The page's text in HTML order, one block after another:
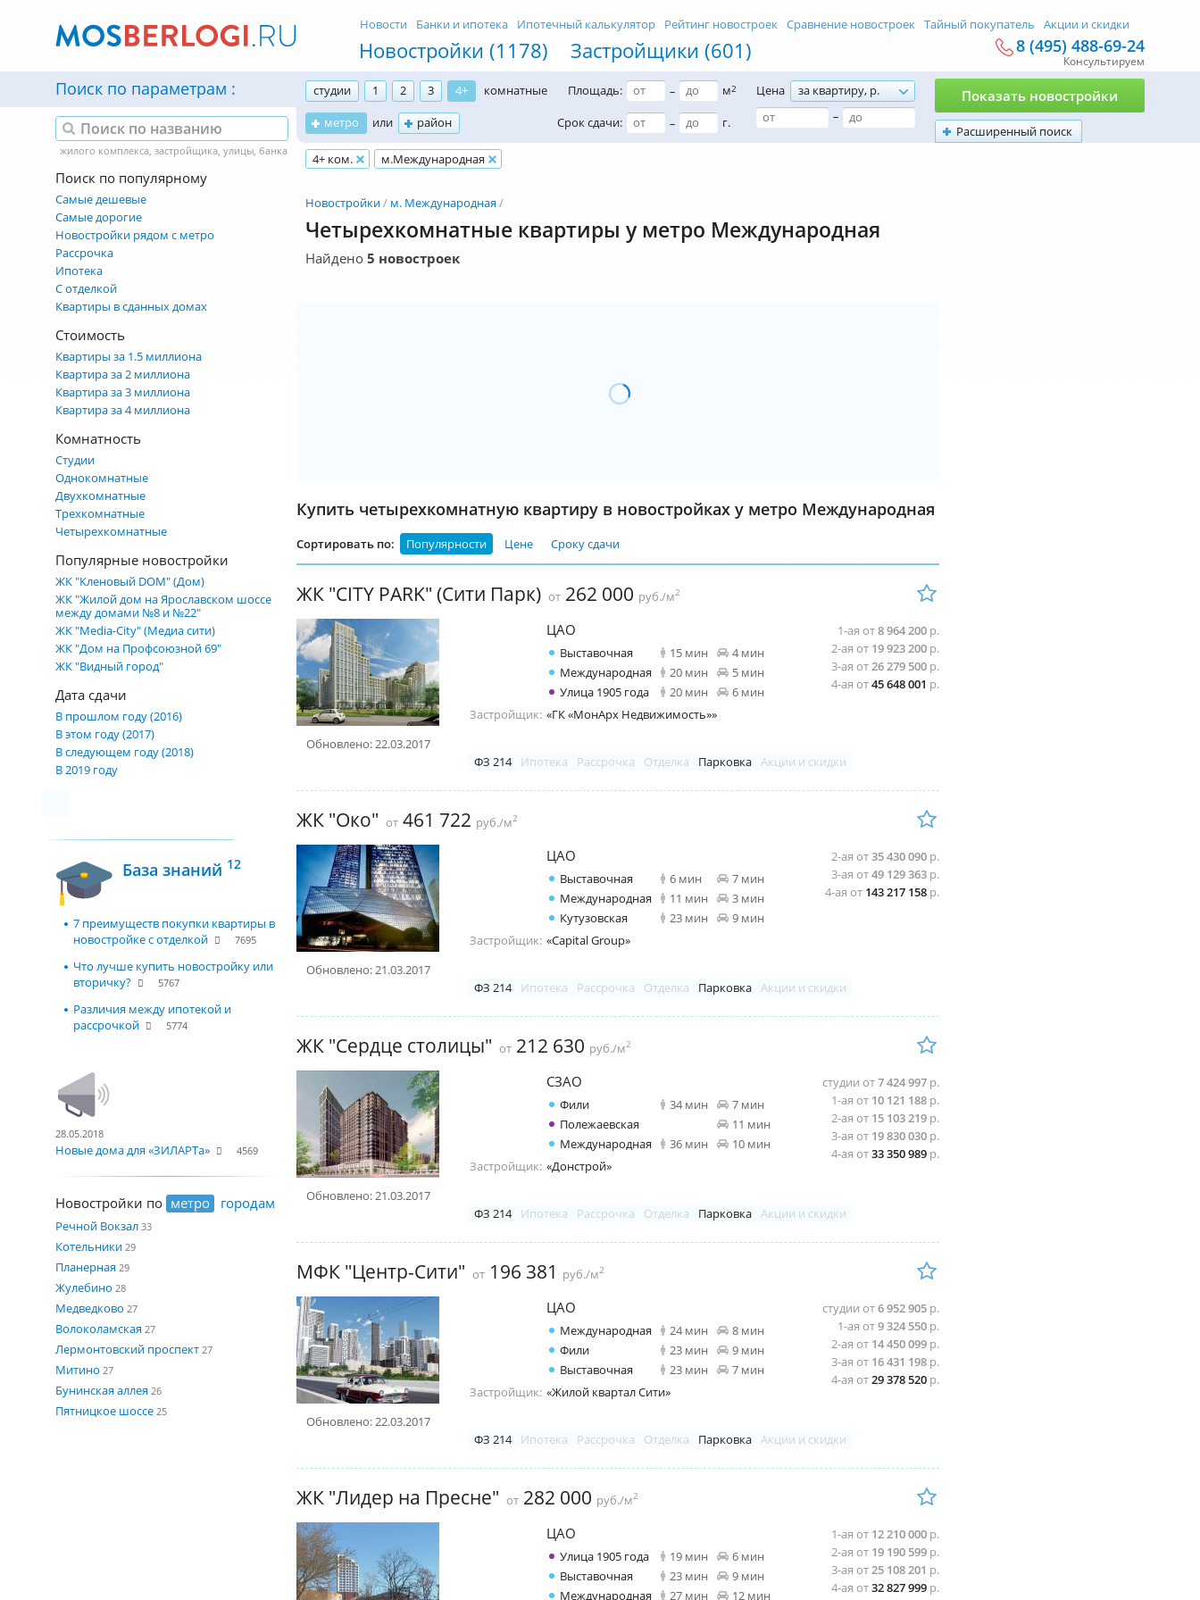
Новостройки (1178) Застройщики (601)
Новости Банки и ипотека Ипотечный калькулятор Рейтинг новостроек Сравнение новостроек Тайный покупатель Акции и скидки
8 (495) 488-69-24
Консультируем
Поиск по параметрам студии 1 2 3 4+
комнатные
метро
или район
Площадь: – м2
Срок сдачи: – г.
Цена
за квартиру, р.
–
Расширенный поиск
Показать новостройки
4+ ком. м.Международная
Поиск по популярному
Самые дешевые
Самые дорогие
Новостройки рядом с метро
Рассрочка
Ипотека
С отделкой
Квартиры в сданных домах
Стоимость
Квартиры за 1.5 миллиона
Квартира за 2 миллиона
Квартира за 3 миллиона
Квартира за 4 миллиона
Комнатность
Студии
Однокомнатные
Двухкомнатные
Трехкомнатные
Четырехкомнатные
Популярные новостройки
ЖК "Кленовый DOM" (Дом)
ЖК "Жилой дом на Ярославском шоссе
между домами №8 и №22"
ЖК "Media-City" (Медиа сити)
ЖК "Дом на Профсоюзной 69"
ЖК "Видный город"
Дата сдачи
В прошлом году (2016)
В этом году (2017)
В следующем году (2018)
В 2019 году
База знаний 12
7 преимуществ покупки квартиры в
новостройке с отделкой
7695
Что лучше купить новостройку или
вторичку?
5767
Различия между ипотекой и
рассрочкой
5774
28.05.2018
Новые дома для «ЗИЛАРТа» 4569
Новостройки по метро городам
Речной Вокзал 33
Котельники 29
Планерная 29
Жулебино 28
Медведково 27
Волоколамская 27
Лермонтовский проспект 27
Митино 27
Бунинская аллея 26
Пятницкое шоссе 25
Новостройки м. Международная
Четырехкомнатные квартиры у метро Международная
Найдено 5 новостроек
Купить четырехкомнатную квартиру в новостройках у метро Международная
Сортировать по: Популярности Цене Сроку сдачи
ЖК "CITY PARK" (Сити Парк) от 262 000 руб./м2
Обновлено: 22.03.2017
1-ая от8 964 200 р.
2-ая от 19 923 200 р.
3-ая от26 279 500 р.
4-ая от45 648 001 р.
ЦАО
Выставочная 15 мин
4 мин
Международная
20 мин
5 мин
Улица 1905 года
20 мин
6 мин
Застройщик: «ГК «МонАрх Недвижимость»»
ФЗ 214 Ипотека Рассрочка Отделка Парковка Акции и скидки
ЖК "Око" от 461 722 руб./м2
Обновлено: 21.03.2017
2-ая от35 430 090 р.
3-ая от49 129 363 р.
4-ая от 143 217 158 р.
ЦАО
Выставочная 6 мин
7 мин
Международная
11 мин
3 мин
Кутузовская
23 мин
9 мин
Застройщик: «Capital Group»
ФЗ 214 Ипотека Рассрочка Отделка Парковка Акции и скидки
ЖК "Сердце столицы" от 212 630 руб./м2
Обновлено: 21.03.2017
студии от7 424 997 р.
1-ая от 10 121 188 р.
2-ая от 15 103 219 р.
3-ая от 19 830 030 р.
4-ая от33 350 989 р.
СЗАО
Фили 34 мин
7 мин
Полежаевская
11 мин
Международная
36 мин
10 мин
Застройщик: «Донстрой»
ФЗ 214 Ипотека Рассрочка Отделка Парковка Акции и скидки
МФК "Центр-Сити" от 196 381 руб./м2
Обновлено: 22.03.2017
студии от6 952 905 р.
1-ая от9 324 550 р.
2-ая от 14 450 099 р.
3-ая от 16 431 198 р.
4-ая от29 378 520 р.
ЦАО
Международная 24 мин
8 мин
Фили
23 мин
9 мин
Выставочная
23 мин
7 мин
Застройщик: «Жилой квартал Сити»
ФЗ 214 Ипотека Рассрочка Отделка Парковка Акции и скидки
ЖК "Лидер на Пресне" от 282 000 руб./м2
1-ая от 12 210 000 р.
2-ая от 19 190 599 р.
3-ая от25 108 201 р.
4-ая от32 827 999 р.
ЦАО
Улица 1905 года 19 мин
6 мин
Выставочная
23 мин
9 мин
Международная
27 мин 12 мин